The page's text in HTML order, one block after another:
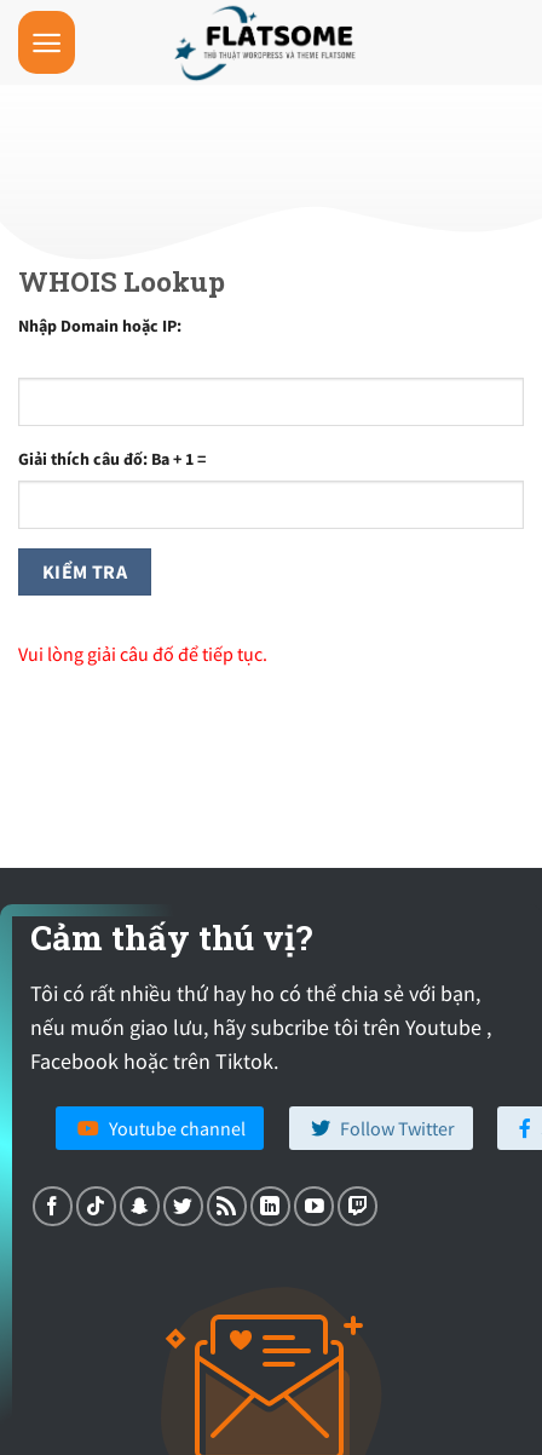
Skip
content
WHOIS Lookup
Nhập Domain hoặc IP:
Giải thích câu đố: Ba + 1 =
Vui lòng giải câu đố để tiếp tục.
Cảm thấy thú vị?
Tôi có rất nhiều thứ hay ho có thể chia sẻ với bạn,
nếu muốn giao lưu, hãy subcribe tôi trên Youtube ,
Facebook hoặc trên Tiktok.
Youtube channel Follow Twitter